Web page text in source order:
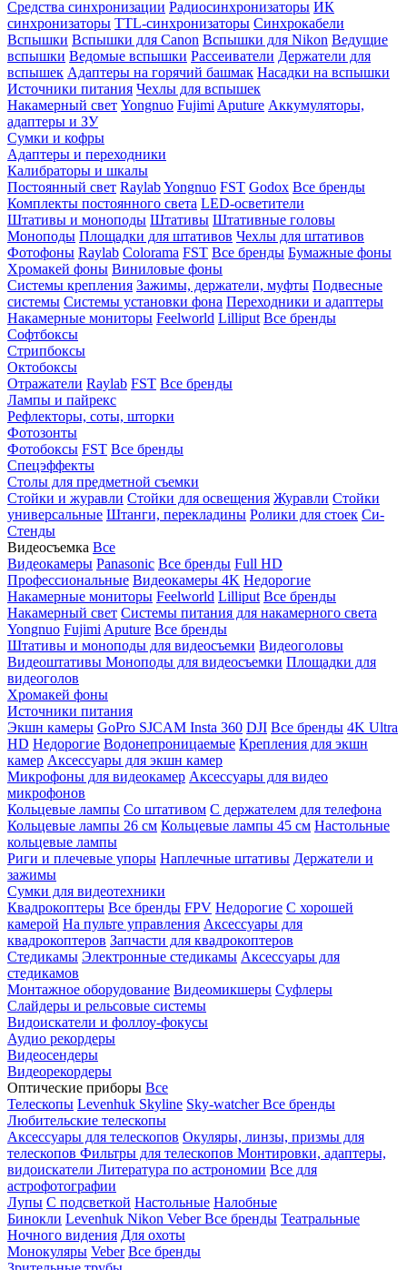
Средства синхронизации Радиосинхронизаторы ИК
синхронизаторы TTL-синхронизаторы Синхрокабели
Вспышки Вспышки для Canon Вспышки для Nikon Ведущие
вспышки Ведомые вспышки Рассеиватели Держатели для
вспышек Адаптеры на горячий башмак Насадки на вспышки
Источники питания Чехлы для вспышек
Накамерный свет Yongnuo Fujimi Aputure Аккумуляторы,
адаптеры и ЗУ
Сумки и кофры
Адаптеры и переходники
Калибраторы и шкалы
Постоянный свет RaylabYongnuo FST Godox Все бренды
Комплекты постоянного света LED-осветители
Штативы и моноподы Штативы Штативные головы
Моноподы Площадки для штативов Чехлы для штативов
Фотофоны Raylab Colorama FST Все бренды Бумажные фоны
Хромакей фоны Виниловые фоны
Системы крепления Зажимы, держатели, муфты Подвесные
системы Системы установки фона Переходники и адаптеры
Накамерные мониторы Feelworld Lilliput Все бренды
Софтбоксы
Стрипбоксы
Октобоксы
Отражатели Raylab FST Все бренды
Лампы и пайрекс
Рефлекторы, соты, шторки
Фотозонты
Фотобоксы FST Все бренды
Спецэффекты
Столы для предметной съемки
Стойки и журавли Стойки для освещения Журавли Стойки
универсальные Штанги, перекладины Ролики для стоек Си-
Стенды
Видеосъемка Все
Видеокамеры Panasonic Все бренды Full HD
Профессиональные Видеокамеры 4K Недорогие
Накамерные мониторы Feelworld Lilliput Все бренды
Накамерный свет Системы питания для накамерного света
Yongnuo Fujimi Aputure Все бренды
Штативы и моноподы для видеосъемки Видеоголовы
Видеоштативы Моноподы для видеосъемки Площадки для
видеоголов
Хромакей фоны
Источники питания
Экшн камеры GoPro SJCAM Insta 360 DJI Все бренды 4K Ultra
HD Недорогие Водонепроницаемые Крепления для экшн
камер Аксессуары для экшн камер
Микрофоны для видеокамер Аксессуары для видео
микрофонов
Кольцевые лампы Со штативом C держателем для телефона
Кольцевые лампы 26 см Кольцевые лампы 45 см Настольные
кольцевые лампы
Риги и плечевые упоры Наплечные штативы Держатели и
зажимы
Сумки для видеотехники
Квадрокоптеры Все бренды FPV Недорогие С хорошей
камерой На пульте управления Аксессуары для
квадрокоптеров Запчасти для квадрокоптеров
Стедикамы Электронные стедикамы Аксессуары для
стедикамов
Монтажное оборудование Видеомикшеры Суфлеры
Слайдеры и рельсовые системы
Видоискатели и фоллоу-фокусы
Аудио рекордеры
Видеосендеры
Видеорекордеры
Оптические приборы Все
Телескопы Levenhuk Skyline Sky-watcherВсе бренды
Любительские телескопы
Аксессуары для телескопов Окуляры, линзы, призмы для
телескопов Фильтры для телескопов Монтировки, адаптеры,
видоискатели Литература по астрономии Все для
астрофотографии
Лупы С подсветкой Настольные Налобные
Бинокли Levenhuk Nikon VeberВсе бренды Театральные
Ночного видения Для охоты
Монокуляры Veber Все бренды